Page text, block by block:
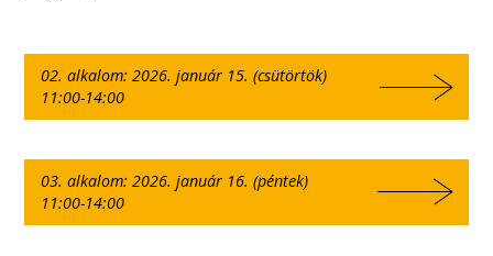
02. alkalom: 2026. január 15. (csütörtök)
11:00-14:00
03. alkalom: 2026. január 16. (péntek)
11:00-14:00